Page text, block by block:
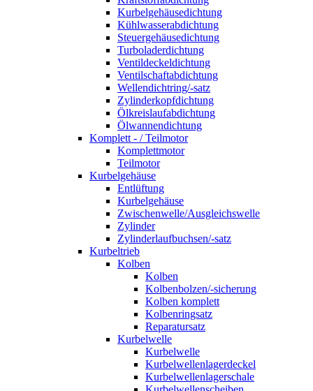
Kurbelgehäusedichtung
Kühlwasserabdichtung
Steuergehäusedichtung
Turboladerdichtung
Ventildeckeldichtung
Ventilschaftabdichtung
Wellendichtring/-satz
Zylinderkopfdichtung
Ölkreislaufabdichtung
Ölwannendichtung
Komplett - / Teilmotor
Komplettmotor
Teilmotor
Kurbelgehäuse
Entlüftung
Kurbelgehäuse
Zwischenwelle/Ausgleichswelle
Zylinder
Zylinderlaufbuchsen/-satz
Kurbeltrieb
Kolben
Kolben
Kolbenbolzen/-sicherung
Kolben komplett
Kolbenringsatz
Reparatursatz
Kurbelwelle
Kurbelwelle
Kurbelwellenlagerdeckel
Kurbelwellenlagerschale